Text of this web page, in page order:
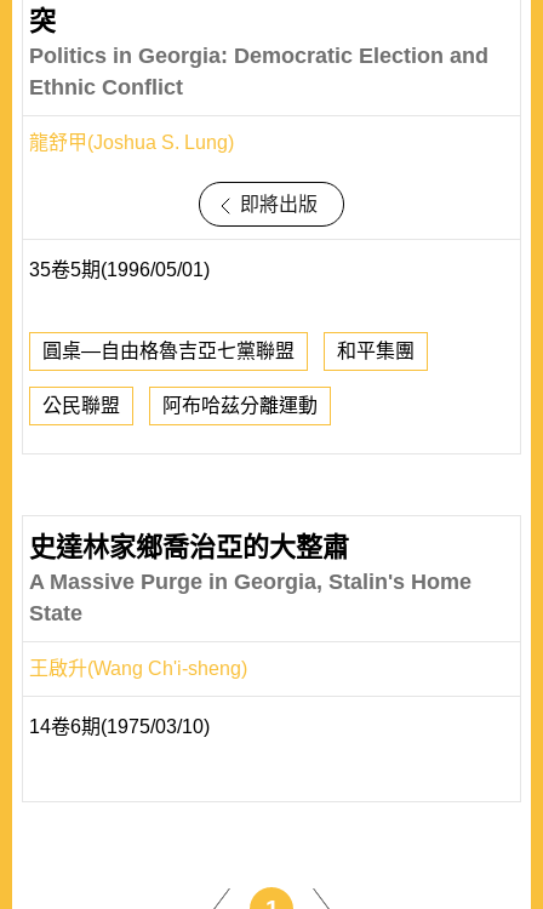
突
Politics in Georgia: Democratic Election and
Ethnic Conflict
龍舒甲(Joshua S. Lung)
即將出版
35卷5期(1996/05/01)
圓桌—自由格魯吉亞七黨聯盟 和平集團
公民聯盟 阿布哈茲分離運動
史達林家鄉喬治亞的大整肅
A Massive Purge in Georgia, Stalin's Home
State
王啟升(Wang Ch'i-sheng)
14卷6期(1975/03/10)